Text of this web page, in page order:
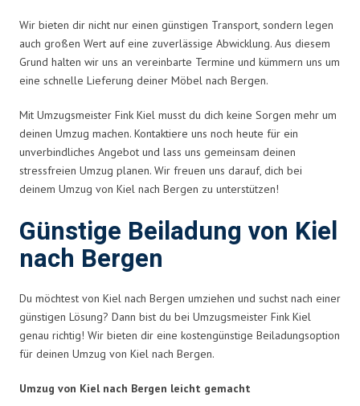
Wir bieten dir nicht nur einen günstigen Transport, sondern legen
auch großen Wert auf eine zuverlässige Abwicklung. Aus diesem
Grund halten wir uns an vereinbarte Termine und kümmern uns um
eine schnelle Lieferung deiner Möbel nach Bergen.
Mit Umzugsmeister Fink Kiel musst du dich keine Sorgen mehr um
deinen Umzug machen. Kontaktiere uns noch heute für ein
unverbindliches Angebot und lass uns gemeinsam deinen
stressfreien Umzug planen. Wir freuen uns darauf, dich bei
deinem Umzug von Kiel nach Bergen zu unterstützen!
Günstige Beiladung von Kiel
nach Bergen
Du möchtest von Kiel nach Bergen umziehen und suchst nach einer
günstigen Lösung? Dann bist du bei Umzugsmeister Fink Kiel
genau richtig! Wir bieten dir eine kostengünstige Beiladungsoption
für deinen Umzug von Kiel nach Bergen.
Umzug von Kiel nach Bergen leicht gemacht